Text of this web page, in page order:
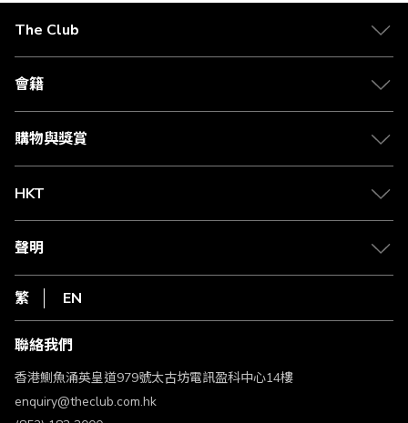
The Club
關於 The Club
合作夥伴
媒體中心
會籍
會籍及專屬禮遇
賺取積分
購物與獎賞
物流與配送
Club Shopping 商品領取站
常見問題
HKT
csl.
1010
HKT
聲明
私隱聲明
使用條款
條款及細則
不歧視及不騷擾聲明
認可牌照及通告
繁 EN
聯絡我們
香港鰂魚涌英皇道979號太古坊電訊盈科中心14樓
enquiry@theclub.com.hk